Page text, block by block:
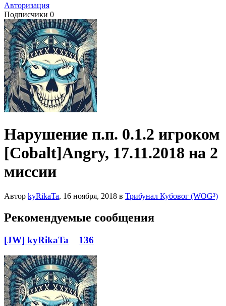
Авторизация
Подписчики 0
Нарушение п.п. 0.1.2 игроком
[Cobalt]Angry, 17.11.2018 на 2
миссии
Автор kyRikaTa, 16 ноября, 2018 в Трибунал Кубовог (WOG³)
Рекомендуемые сообщения
[JW] kyRikaTa 136